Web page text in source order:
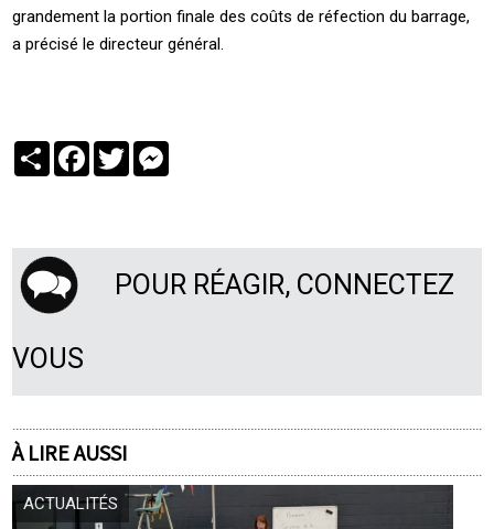
grandement la portion finale des coûts de réfection du barrage,
a précisé le directeur général.
PartagerFacebook
Twitter
POUR RÉAGIR, CONNECTEZ
VOUS
À LIRE AUSSI
ACTUALITÉS